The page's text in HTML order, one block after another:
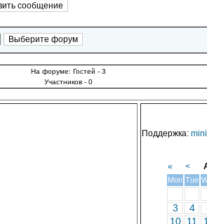
На форуме: Гостей - 3
Участников - 0
Поддержка: